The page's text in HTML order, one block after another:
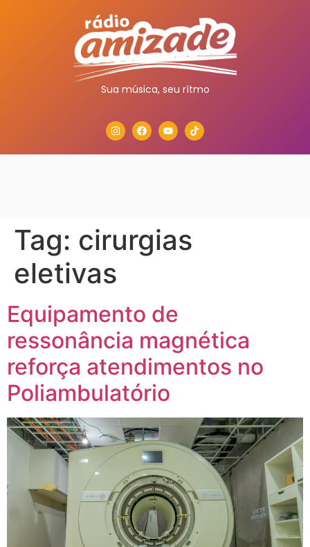
Sua música, seu rítmo
Tag: cirurgias
eletivas
Equipamento de
ressonância magnética
reforça atendimentos no
Poliambulatório